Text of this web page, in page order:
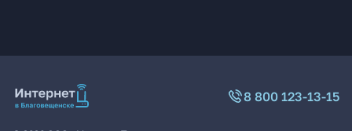
8 800 123-13-15